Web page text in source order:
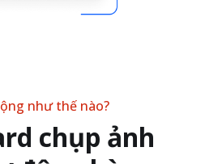
như thế nào?
chụp ảnh